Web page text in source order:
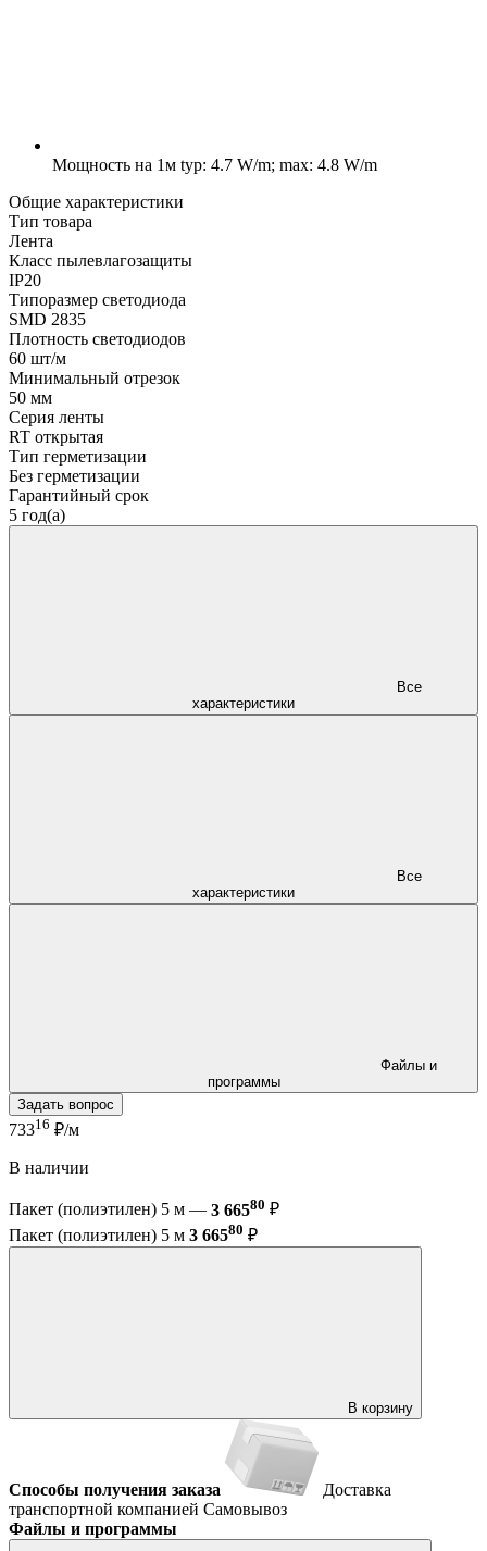
Мощность на 1м typ: 4.7 W/m; max: 4.8 W/m
Общие характеристики
Тип товара
Лента
Класс пылевлагозащиты
IP20
Типоразмер светодиода
SMD 2835
Плотность светодиодов
60 шт/м
Минимальный отрезок
50 мм
Серия ленты
RT открытая
Тип герметизации
Без герметизации
Гарантийный срок
5 год(а)
характеристики
характеристики
программы
Задать вопрос
73316 ₽/м
В наличии
Пакет (полиэтилен) 5 м — 3 66580 ₽
Пакет (полиэтилен) 5 м 3 66580 ₽
В корзину
Способы получения заказа
Доставка
транспортной компанией Самовывоз
Файлы и программы